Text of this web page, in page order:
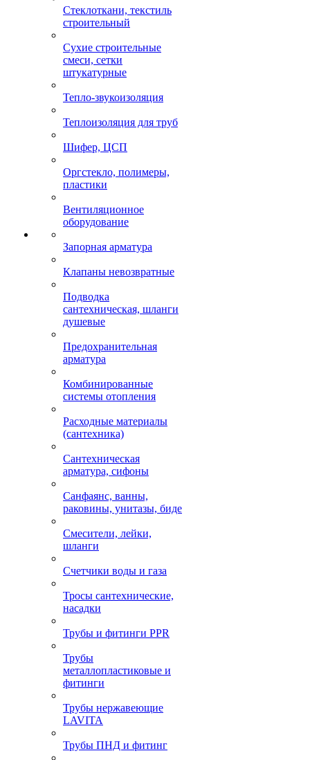
Стеклоткани, текстиль
строительный
Сухие строительные
смеси, сетки
штукатурные
Тепло-звукоизоляция
Теплоизоляция для труб
Шифер, ЦСП
Оргстекло, полимеры,
пластики
Вентиляционное
оборудование
Запорная арматура
Клапаны невозвратные
Подводка
сантехническая, шланги
душевые
Предохранительная
арматура
Комбинированные
системы отопления
Расходные материалы
(сантехника)
Сантехническая
арматура, сифоны
Санфаянс, ванны,
раковины, унитазы, биде
Смесители, лейки,
шланги
Счетчики воды и газа
Тросы сантехнические,
насадки
Трубы и фитинги PPR
Трубы
металлопластиковые и
фитинги
Трубы нержавеющие
LAVITA
Трубы ПНД и фитинг